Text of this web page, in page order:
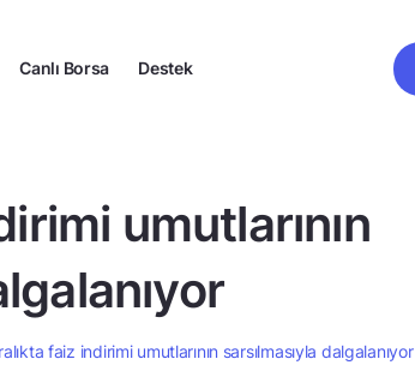
Canlı Borsa Destek
umutlarının
faiz indirimi umutlarının sarsılmasıyla dalgalanıyor